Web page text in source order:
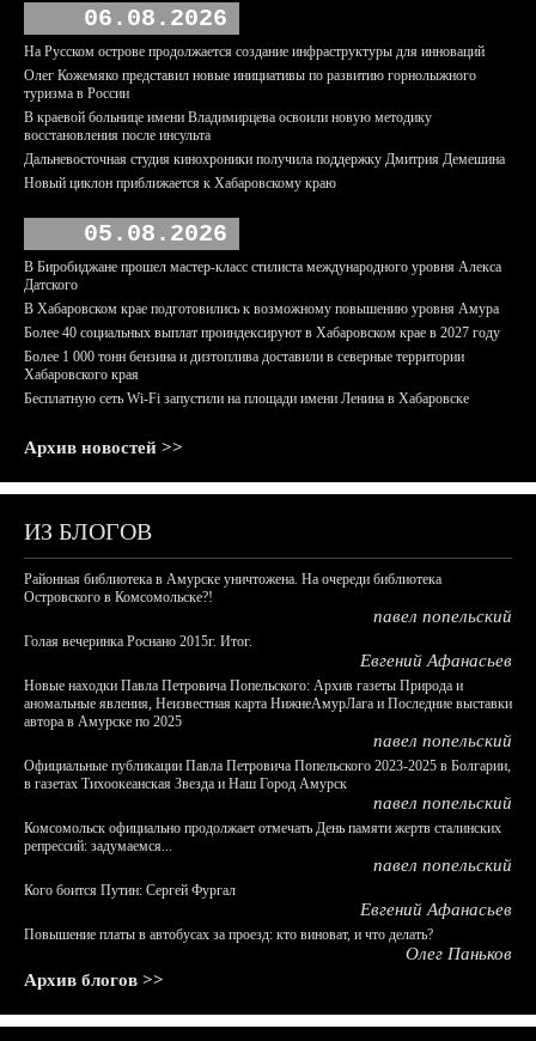
06.08.2026
На Русском острове продолжается создание инфраструктуры для инноваций
Олег Кожемяко представил новые инициативы по развитию горнолыжного
туризма в России
В краевой больнице имени Владимирцева освоили новую методику
восстановления после инсульта
Дальневосточная студия кинохроники получила поддержку Дмитрия Демешина
Новый циклон приближается к Хабаровскому краю
05.08.2026
В Биробиджане прошел мастер-класс стилиста международного уровня Алекса
Датского
В Хабаровском крае подготовились к возможному повышению уровня Амура
Более 40 социальных выплат проиндексируют в Хабаровском крае в 2027 году
Более 1 000 тонн бензина и дизтоплива доставили в северные территории
Хабаровского края
Бесплатную сеть Wi-Fi запустили на площади имени Ленина в Хабаровске
Архив новостей >>
ИЗ БЛОГОВ
Районная библиотека в Амурске уничтожена. На очереди библиотека
Островского в Комсомольске?!
павел попельский
Голая вечеринка Роснано 2015г. Итог.
Евгений Афанасьев
Новые находки Павла Петровича Попельского: Архив газеты Природа и
аномальные явления, Неизвестная карта НижнеАмурЛага и Последние выставки
автора в Амурске по 2025
павел попельский
Официальные публикации Павла Петровича Попельского 2023-2025 в Болгарии,
в газетах Тихоокеанская Звезда и Наш Город Амурск
павел попельский
Комсомольск официально продолжает отмечать День памяти жертв сталинских
репрессий: задумаемся...
павел попельский
Кого боится Путин: Сергей Фургал
Евгений Афанасьев
Повышение платы в автобусах за проезд: кто виноват, и что делать?
Олег Паньков
Архив блогов >>